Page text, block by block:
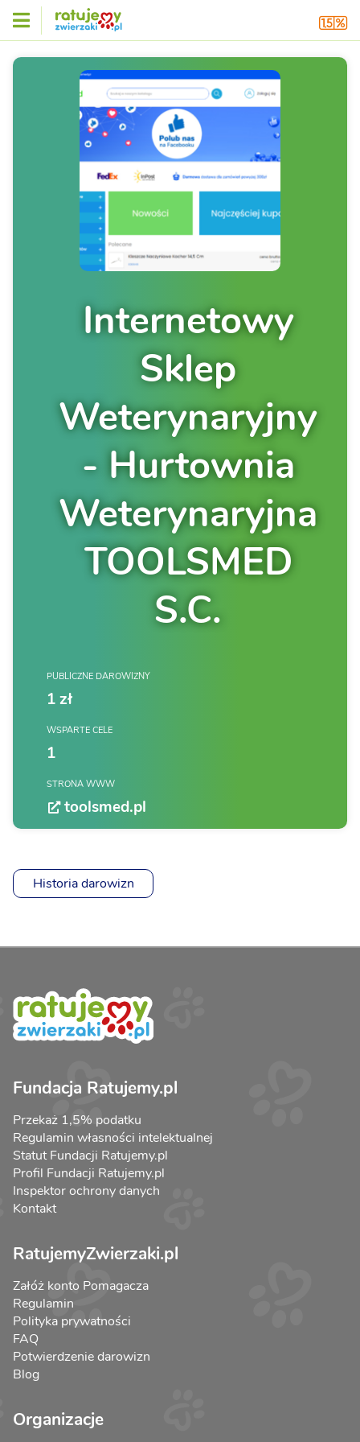
Internetowy
Sklep
Weterynaryjny
- Hurtownia
Weterynaryjna
TOOLSMED
S.C.
PUBLICZNE DAROWIZNY
1 zł
WSPARTE CELE
1
STRONA WWW
toolsmed.pl
Historia darowizn
Fundacja Ratujemy.pl
Przekaż 1,5% podatku
Regulamin własności intelektualnej
Statut Fundacji Ratujemy.pl
Profil Fundacji Ratujemy.pl
Inspektor ochrony danych
Kontakt
RatujemyZwierzaki.pl
Załóż konto Pomagacza
Regulamin
Polityka prywatności
FAQ
Potwierdzenie darowizn
Blog
Organizacje